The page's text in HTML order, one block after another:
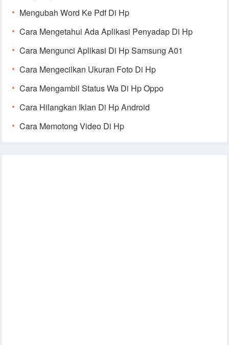
Mengubah Word Ke Pdf Di Hp
Cara Mengetahui Ada Aplikasi Penyadap Di Hp
Cara Mengunci Aplikasi Di Hp Samsung A01
Cara Mengecilkan Ukuran Foto Di Hp
Cara Mengambil Status Wa Di Hp Oppo
Cara Hilangkan Iklan Di Hp Android
Cara Memotong Video Di Hp